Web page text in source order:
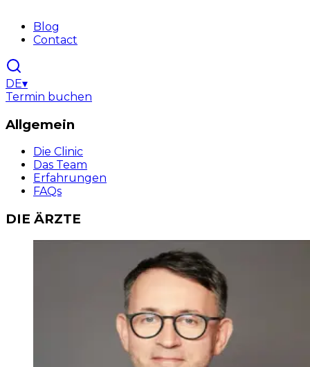
Blog
Contact
DE▾
Termin buchen
Allgemein
Die Clinic
Das Team
Erfahrungen
FAQs
DIE ÄRZTE